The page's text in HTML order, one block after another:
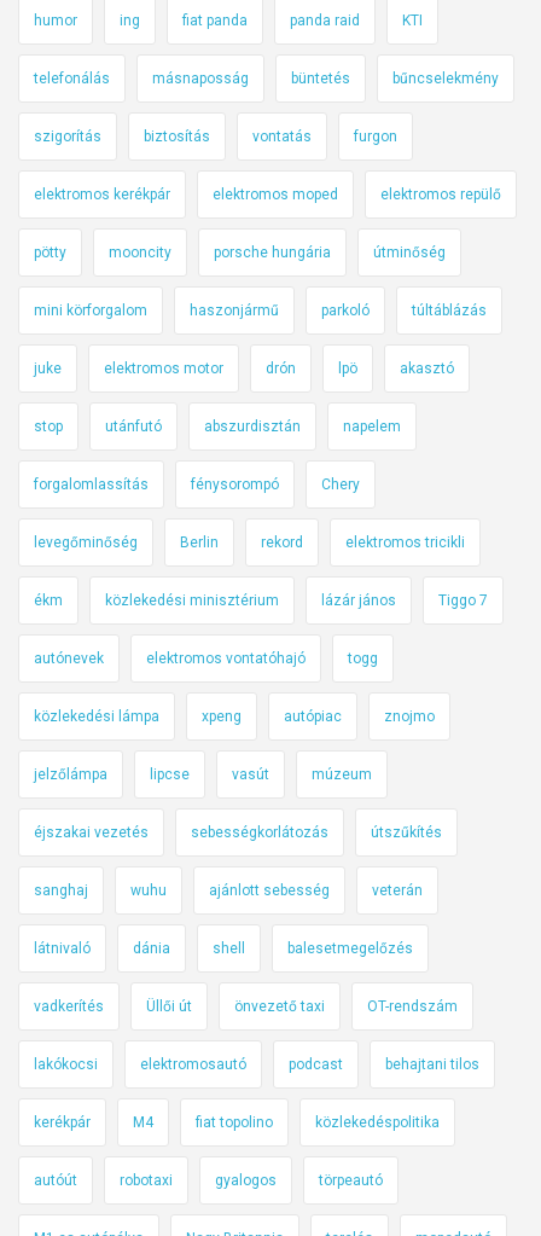
humor ing fiat panda panda raid KTI
telefonálás másnaposság büntetés bűncselekmény
szigorítás biztosítás vontatás furgon
elektromos kerékpár elektromos moped elektromos repülő
pötty mooncity porsche hungária útminőség
mini körforgalom haszonjármű parkoló túltáblázás
juke elektromos motor drón lpö akasztó
stop utánfutó abszurdisztán napelem
forgalomlassítás fénysorompó Chery
levegőminőség Berlin rekord elektromos tricikli
ékm közlekedési minisztérium lázár jános Tiggo 7
autónevek elektromos vontatóhajó togg
közlekedési lámpa xpeng autópiac znojmo
jelzőlámpa lipcse vasút múzeum
éjszakai vezetés sebességkorlátozás útszűkítés
sanghaj wuhu ajánlott sebesség veterán
látnivaló dánia shell balesetmegelőzés
vadkerítés Üllői út önvezető taxi OT-rendszám
lakókocsi elektromosautó podcast behajtani tilos
kerékpár M4 fiat topolino közlekedéspolitika
autóút robotaxi gyalogos törpeautó